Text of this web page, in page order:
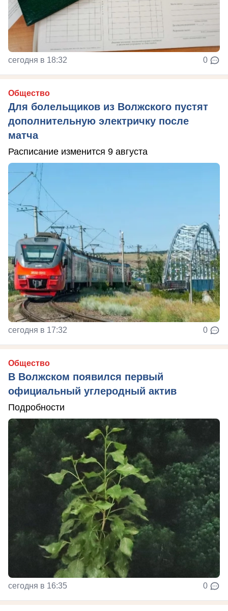
сегодня в 18:32 0
Общество
Для болельщиков из Волжского пустят
дополнительную электричку после
матча
Расписание изменится 9 августа
сегодня в 17:32 0
Общество
В Волжском появился первый
официальный углеродный актив
Подробности
сегодня в 16:35 0